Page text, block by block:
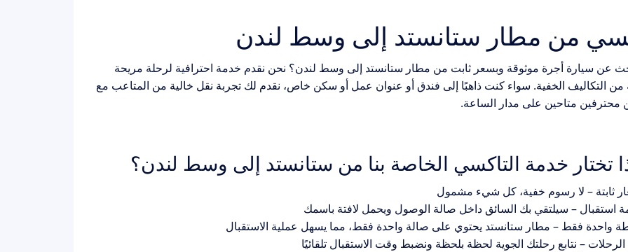
من مطار ستانستد إلى وسط لندن
عن سيارة أجرة موثوقة وبسعر ثابت من مطار ستانستد إلى وسط لندن؟ نحن نقدم خدمة احترافية لرحلة مريحة
من التكاليف الخفية. سواء كنت ذاهبًا إلى فندق أو عنوان عمل أو سكن خاص، نقدم لك تجربة نقل خالية من المتاعب مع
محترفين متاحين على مدار الساعة.
تختار خدمة التاكسي الخاصة بنا من ستانستد إلى وسط لندن؟
ثابتة – لا رسوم خفية، كل شيء مشمول
استقبال – سيلتقي بك السائق داخل صالة الوصول ويحمل لافتة باسمك
واحدة فقط – مطار ستانستد يحتوي على صالة واحدة فقط، مما يسهل عملية الاستقبال
الرحلات – نتابع رحلتك الجوية لحظة بلحظة ونضبط وقت الاستقبال تلقائيًا